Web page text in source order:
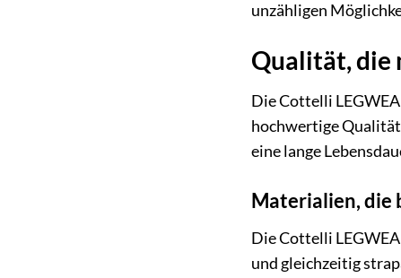
unzähligen
Qualität, die
Die Cottelli
hochwertige
eine lange
Materialien, die
Die Cottelli
und gleichzeitig